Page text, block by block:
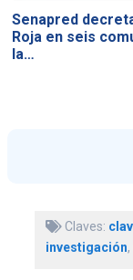
Senapred
Roja en seis
la…
Claves:
investigación,